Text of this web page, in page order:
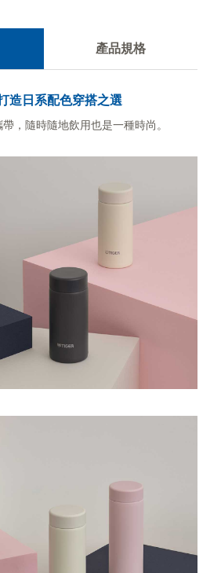
產品規格
造日系配色穿搭之選
，隨時隨地飲用也是一種時尚。